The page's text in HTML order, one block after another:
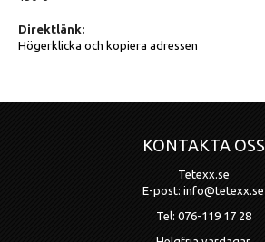
Direktlänk:
Högerklicka och kopiera adressen
KONTAKTA OSS
Tetexx.se
E-post: info@tetexx.se
Tel: 076-119 17 28